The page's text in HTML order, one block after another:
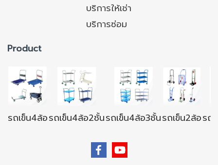
บริการให้เช่า
บริการซ่อม
Product
รถเข็น4ล้อรถเข็น4ล้อ2ชั้นรถเข็น4ล้อ3ชั้นรถเข็น2ล้อรถ